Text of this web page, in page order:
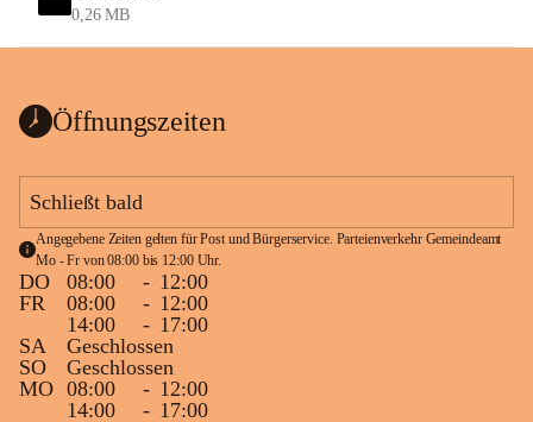
0,26 MB
Öffnungszeiten
Schließt bald
Angegebene Zeiten gelten für Post und Bürgerservice. Parteienverkehr Gemeindeamt
Mo - Fr von 08:00 bis 12:00 Uhr.
DO 08:00 - 12:00
FR
08:00 - 12:00
14:00
- 17:00
SA
Geschlossen
SO
Geschlossen
MO 08:00 - 12:00
14:00
- 17:00